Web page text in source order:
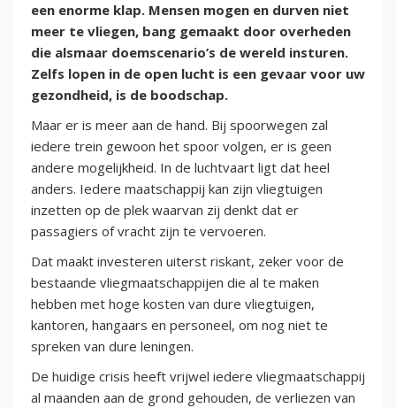
een enorme klap. Mensen mogen en durven niet
meer te vliegen, bang gemaakt door overheden
die alsmaar doemscenario’s de wereld insturen.
Zelfs lopen in de open lucht is een gevaar voor uw
gezondheid, is de boodschap.
Maar er is meer aan de hand. Bij spoorwegen zal
iedere trein gewoon het spoor volgen, er is geen
andere mogelijkheid. In de luchtvaart ligt dat heel
anders. Iedere maatschappij kan zijn vliegtuigen
inzetten op de plek waarvan zij denkt dat er
passagiers of vracht zijn te vervoeren.
Dat maakt investeren uiterst riskant, zeker voor de
bestaande vliegmaatschappijen die al te maken
hebben met hoge kosten van dure vliegtuigen,
kantoren, hangaars en personeel, om nog niet te
spreken van dure leningen.
De huidige crisis heeft vrijwel iedere vliegmaatschappij
al maanden aan de grond gehouden, de verliezen van